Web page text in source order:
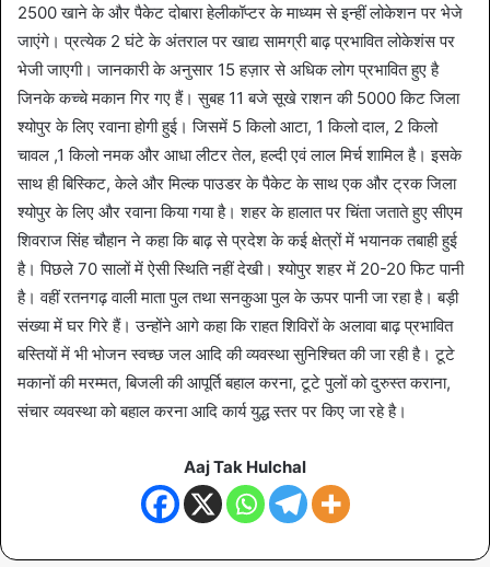
2500 खाने के और पैकेट दोबारा हेलीकॉप्टर के माध्यम से इन्हीं लोकेशन पर भेजे
जाएंगे। प्रत्येक 2 घंटे के अंतराल पर खाद्य सामग्री बाढ़ प्रभावित लोकेशंस पर
भेजी जाएगी। जानकारी के अनुसार 15 हज़ार से अधिक लोग प्रभावित हुए है
जिनके कच्चे मकान गिर गए हैं। सुबह 11 बजे सूखे राशन की 5000 किट जिला
श्योपुर के लिए रवाना होगी हुई। जिसमें 5 किलो आटा, 1 किलो दाल, 2 किलो
चावल ,1 किलो नमक और आधा लीटर तेल, हल्दी एवं लाल मिर्च शामिल है। इसके
साथ ही बिस्किट, केले और मिल्क पाउडर के पैकेट के साथ एक और ट्रक जिला
श्योपुर के लिए और रवाना किया गया है। शहर के हालात पर ‎‎चिंता जताते हुए सीएम
‎शिवराज ‎सिंह चौहान ने कहा ‎कि बाढ़ से प्रदेश के कई क्षेत्रों में भयानक तबाही हुई
है। पिछले 70 सालों में ऐसी स्थिति नहीं देखी। श्योपुर शहर में 20-20 फिट पानी
है। वहीं रतनगढ़ वाली माता पुल तथा सनकुआ पुल के ऊपर पानी जा रहा है। बड़ी
संख्या में घर गिरे हैं। उन्होंने आगे कहा कि राहत शिविरों के अलावा बाढ़ प्रभावित
बस्तियों में भी भोजन स्वच्छ जल आदि की व्यवस्था सुनिश्चित की जा रही है। टूटे
मकानों की मरम्मत, बिजली की आपूर्ति बहाल करना, टूटे पुलों को दुरुस्त कराना,
संचार व्यवस्था को बहाल करना आदि कार्य युद्ध स्तर पर किए जा रहे है।
Aaj Tak Hulchal